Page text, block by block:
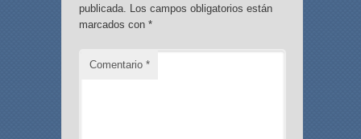
publicada. Los campos obligatorios están
marcados con *
Comentario *